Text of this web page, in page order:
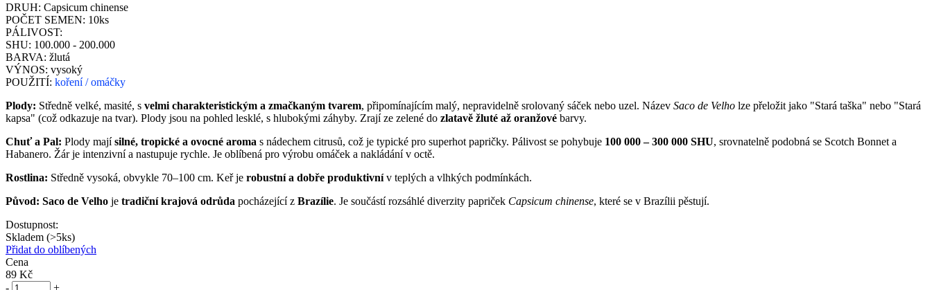
DRUH: Capsicum chinense
POČET SEMEN: 10ks
PÁLIVOST:
SHU: 100.000 - 200.000
BARVA: žlutá
VÝNOS: vysoký
POUŽITÍ: koření / omáčky
Plody: Středně velké, masité, s velmi charakteristickým a zmačkaným tvarem, připomínajícím malý, nepravidelně srolovaný sáček nebo uzel. Název Saco de Velho lze přeložit jako "Stará taška" nebo "Stará
kapsa" (což odkazuje na tvar). Plody jsou na pohled lesklé, s hlubokými záhyby. Zrají ze zelené do zlatavě žluté až oranžové barvy.
Chuť a Pal: Plody majísilné, tropické a ovocné aroma s nádechem citrusů, což je typické pro superhot papričky. Pálivost se pohybuje 100 000 – 300 000 SHU, srovnatelně podobná se Scotch Bonnet a
Habanero. Žár je intenzivní a nastupuje rychle. Je oblíbená pro výrobu omáček a nakládání v octě.
Rostlina: Středně vysoká, obvykle 70–100 cm. Keř je robustní a dobře produktivnív teplých a vlhkých podmínkách.
Původ: Saco de Velho je tradiční krajová odrůda pocházející z Brazílie. Je součástí rozsáhlé diverzity papriček Capsicum chinense, které se v Brazílii pěstují.
Dostupnost:
Skladem (>5ks)
Přidat do oblíbených
Cena
89 Kč
-
+